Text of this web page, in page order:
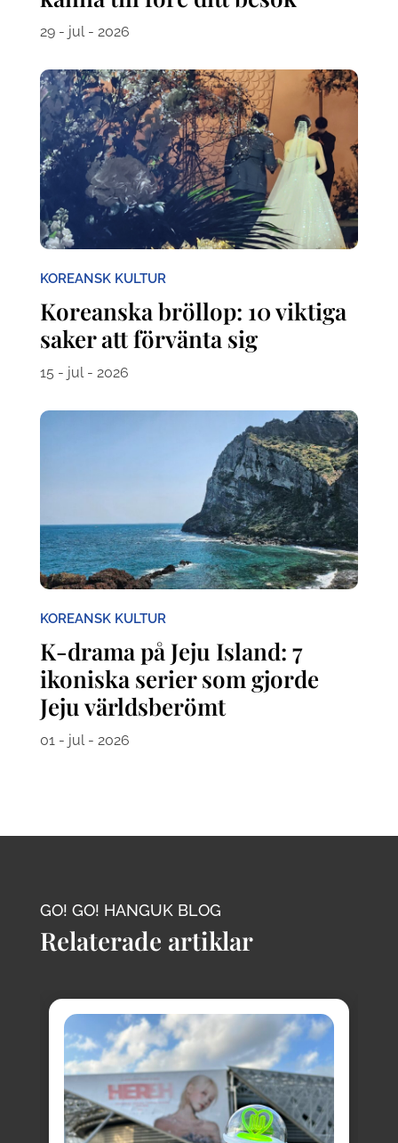
29 - jul - 2026
KOREANSK KULTUR
Koreanska bröllop: 10 viktiga
saker att förvänta sig
15 - jul - 2026
KOREANSK KULTUR
K-drama på Jeju Island: 7
ikoniska serier som gjorde
Jeju världsberömt
01 - jul - 2026
GO! GO! HANGUK BLOG
Relaterade artiklar